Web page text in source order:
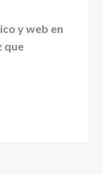
y web en
que